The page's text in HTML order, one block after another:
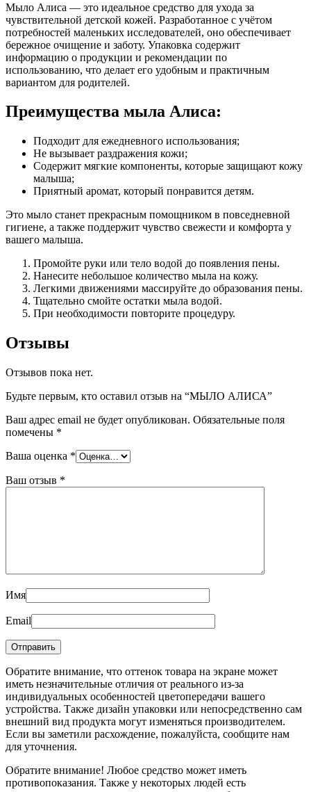
Мыло Алиса — это идеальное средство для ухода за
чувствительной детской кожей. Разработанное с учётом
потребностей маленьких исследователей, оно обеспечивает
бережное очищение и заботу. Упаковка содержит
информацию о продукции и рекомендации по
использованию, что делает его удобным и практичным
вариантом для родителей.
Преимущества мыла Алиса:
Подходит для ежедневного использования;
Не вызывает раздражения кожи;
Содержит мягкие компоненты, которые защищают кожу
малыша;
Приятный аромат, который понравится детям.
Это мыло станет прекрасным помощником в повседневной
гигиене, а также поддержит чувство свежести и комфорта у
вашего малыша.
Промойте руки или тело водой до появления пены.
Нанесите небольшое количество мыла на кожу.
Легкими движениями массируйте до образования пены.
Тщательно смойте остатки мыла водой.
При необходимости повторите процедуру.
Отзывы
Отзывов пока нет.
Будьте первым, кто оставил отзыв на “МЫЛО АЛИСА”
Ваш адрес email не будет опубликован. Обязательные поля
помечены *
Ваша оценка *
Ваш отзыв *
Имя
Email
Обратите внимание, что оттенок товара на экране может
иметь незначительные отличия от реального из-за
индивидуальных особенностей цветопередачи вашего
устройства. Также дизайн упаковки или непосредственно сам
внешний вид продукта могут изменяться производителем.
Если вы заметили расхождение, пожалуйста, сообщите нам
для уточнения.
Обратите внимание! Любое средство может иметь
противопоказания. Также у некоторых людей есть